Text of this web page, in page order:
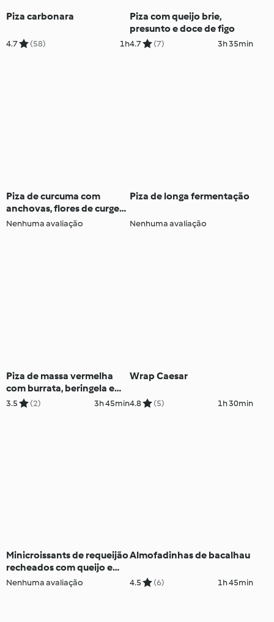
Piza carbonara
4.7 (58) 1h
Piza com queijo brie,
presunto e doce de figo
4.7 (7) 3h 35min
Piza de curcuma com
anchovas, flores de curgete
e cebola
Nenhuma avaliação
Piza de longa fermentação
Nenhuma avaliação
Piza de massa vermelha
com burrata, beringela e
curgete salteadas
3.5 (2) 3h 45min
Wrap Caesar
4.8 (5) 1h 30min
Minicroissants de requeijão
recheados com queijo e
espinafres
Nenhuma avaliação
Almofadinhas de bacalhau
4.5 (6) 1h 45min